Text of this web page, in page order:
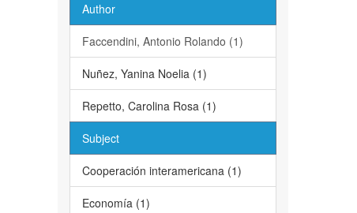
Author
Faccendini, Antonio Rolando (1)
Nuñez, Yanina Noelia (1)
Repetto, Carolina Rosa (1)
Subject
Cooperación interamericana (1)
Economía (1)